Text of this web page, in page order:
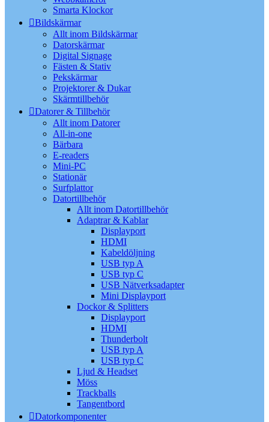
Smarta Klockor
Bildskärmar
Allt inom Bildskärmar
Datorskärmar
Digital Signage
Fästen & Stativ
Pekskärmar
Projektorer & Dukar
Skärmtillbehör
Datorer & Tillbehör
Allt inom Datorer
All-in-one
Bärbara
E-readers
Mini-PC
Stationär
Surfplattor
Datortillbehör
Allt inom Datortillbehör
Adaptrar & Kablar
Displayport
HDMI
Kabeldöljning
USB typ A
USB typ C
USB Nätverksadapter
Mini Displayport
Dockor & Splitters
Displayport
HDMI
Thunderbolt
USB typ A
USB typ C
Ljud & Headset
Möss
Trackballs
Tangentbord
Datorkomponenter